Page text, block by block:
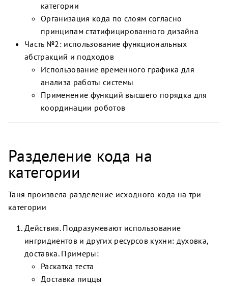
категории
Организация кода по слоям согласно
принципам статифицированного дизайна
Часть №2: использование функциональных
абстракций и подходов
Использование временного графика для
анализа работы системы
Применение функций высшего порядка для
координации роботов
Разделение кода на
категории
Таня произвела разделение исходного кода на три
категории
Действия. Подразумевают использование
ингридиентов и других ресурсов кухни: духовка,
доставка. Примеры:
Раскатка теста
Доставка пиццы